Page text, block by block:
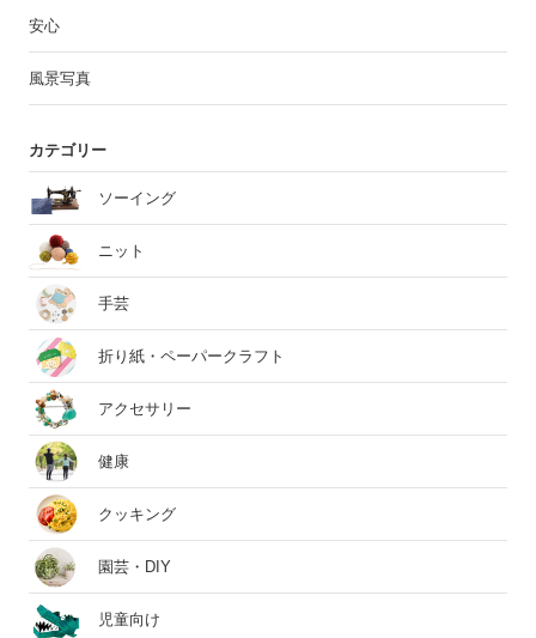
安心
風景写真
カテゴリー
ソーイング
ニット
手芸
折り紙・ペーパークラフト
アクセサリー
健康
クッキング
園芸・DIY
児童向け